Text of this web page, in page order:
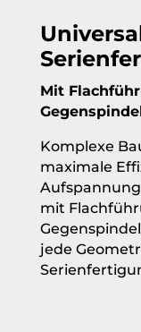
Mit
Komplexe
maximale
mit
jede